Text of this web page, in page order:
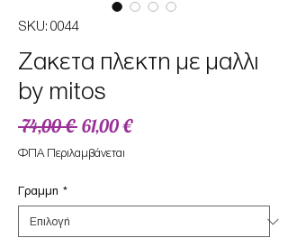
SKU: 0044
Ζακετα πλεκτη με μαλλι
by mitos
74,00 € Κανονική
τιμή
61,00 €Τιμή
ΦΠΑ Περιλαμβάνεται
Γραμμη *